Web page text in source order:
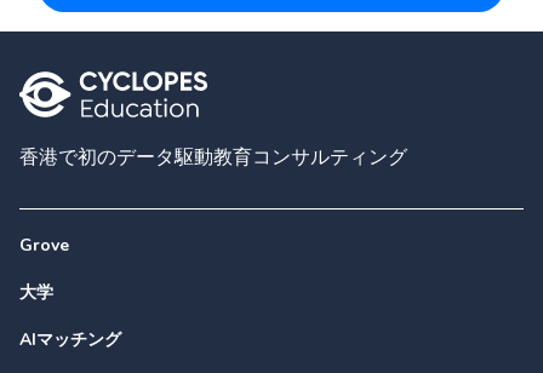
香港で初のデータ駆動教育コンサルティング
Grove
大学
AIマッチング